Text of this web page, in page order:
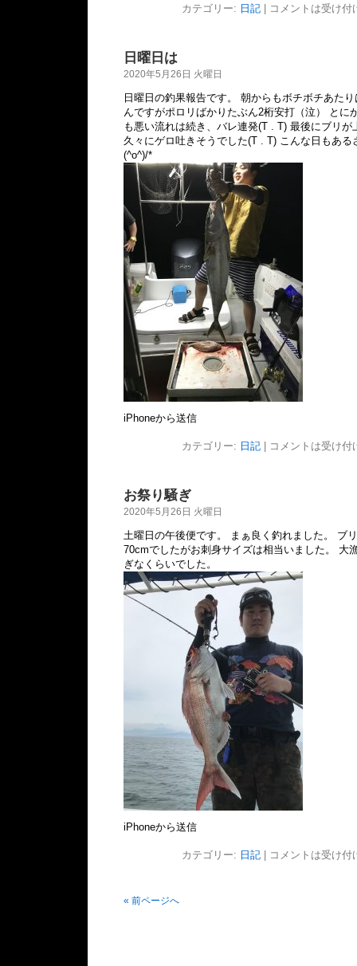
カテゴリー: 日記| コメントは受け付
日曜日は
2020年5月26日 火曜日
日曜日の釣果報告です。 朝からもボチボチあた
んですがポロリばかりたぶん2桁安打（泣） とに
も悪い流れは続き、バレ連発(T . T) 最後にブリ
久々にゲロ吐きそうでした(T . T) こんな日もある
(^o^)/*
iPhoneから送信
カテゴリー: 日記| コメントは受け付
お祭り騒ぎ
2020年5月26日 火曜日
土曜日の午後便です。 まぁ良く釣れました。 ブ
70cmでしたがお刺身サイズは相当いました。 大
ぎなくらいでした。
iPhoneから送信
カテゴリー: 日記| コメントは受け付
« 前ページへ